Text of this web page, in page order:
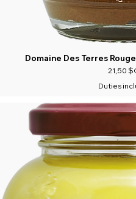
Domaine Des Terres
Prix
21,50
Duties